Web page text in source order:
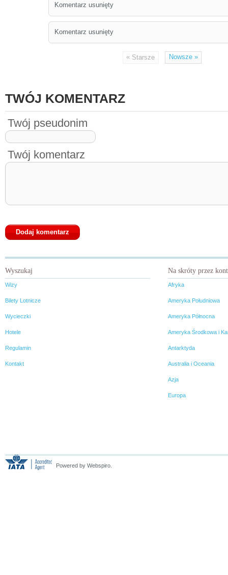
Komentarz usunięty
Komentarz usunięty
« Starsze Nowsze»
TWÓJ KOMENTARZ
Twój pseudonim
Twój komentarz
Wyszukaj
Wizy
Bilety Lotnicze
Wycieczki
Hotele
Regulamin
Kontakt
Na skróty przez
Afryka
Ameryka Południowa
Ameryka Północna
Ameryka Środkowa i
Antarktyda
Australia i Oceania
Azja
Europa
Powered by Webspiro.